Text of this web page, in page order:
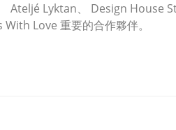
Ateljé Lyktan、 Design
Love 重要的合作夥伴。